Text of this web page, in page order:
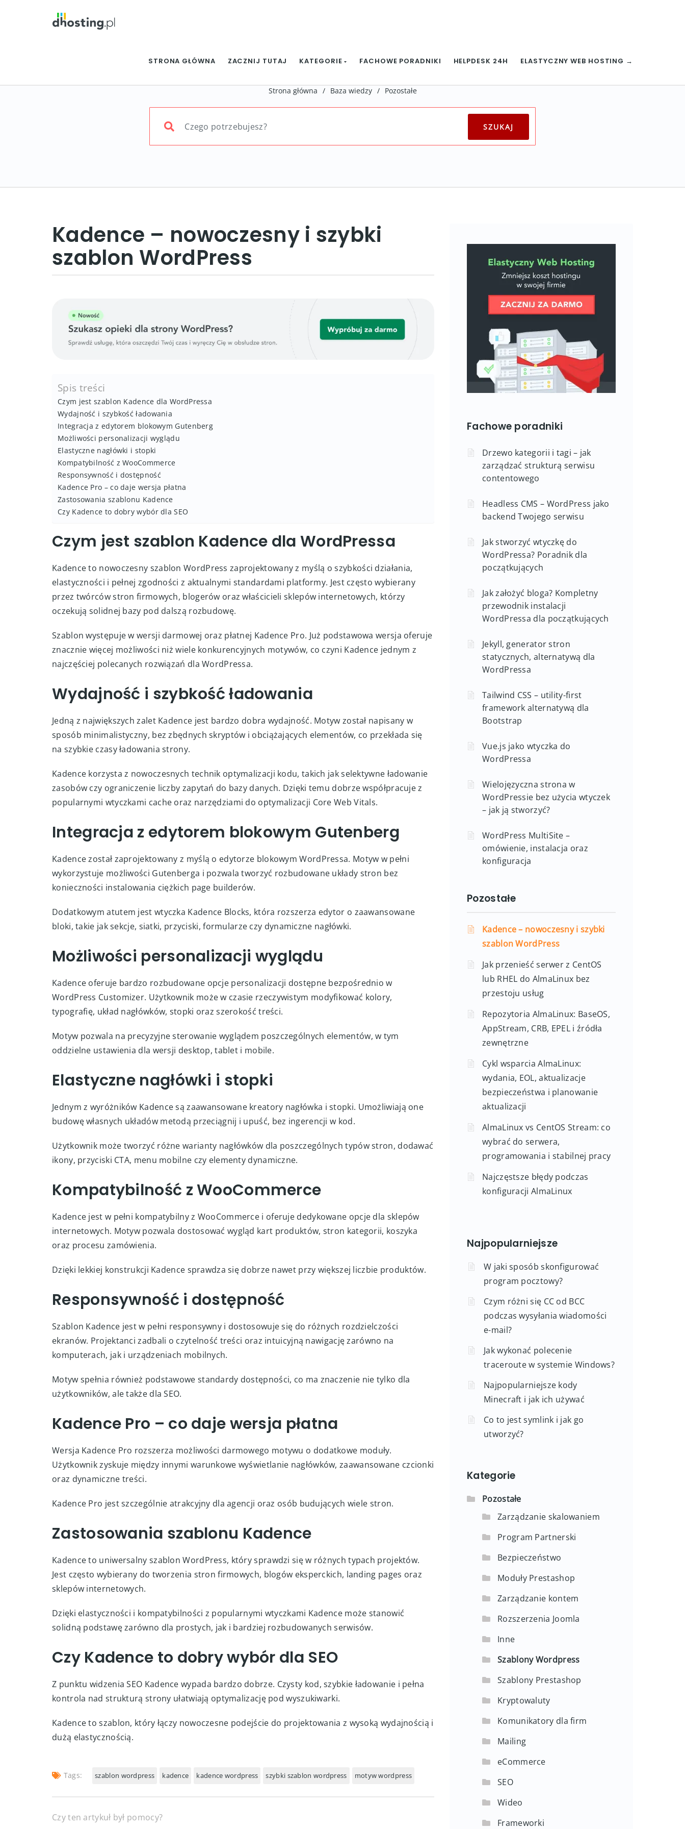
STRONA GŁÓWNA ZACZNIJ TUTAJ KATEGORIE FACHOWE PORADNIKI HELPDESK 24H ELASTYCZNY WEB HOSTING →
Strona główna / Baza wiedzy / Pozostałe
Kadence – nowoczesny i szybki
szablon WordPress
Spis treści
Czym jest szablon Kadence dla WordPressa
Wydajność i szybkość ładowania
Integracja z edytorem blokowym Gutenberg
Możliwości personalizacji wyglądu
Elastyczne nagłówki i stopki
Kompatybilność z WooCommerce
Responsywność i dostępność
Kadence Pro – co daje wersja płatna
Zastosowania szablonu Kadence
Czy Kadence to dobry wybór dla SEO
Czym jest szablon Kadence dla WordPressa
Kadence to nowoczesny szablon WordPress zaprojektowany z myślą o szybkości działania,
elastyczności i pełnej zgodności z aktualnymi standardami platformy. Jest często wybierany
przez twórców stron firmowych, blogerów oraz właścicieli sklepów internetowych, którzy
oczekują solidnej bazy pod dalszą rozbudowę.
Szablon występuje w wersji darmowej oraz płatnej Kadence Pro. Już podstawowa wersja oferuje
znacznie więcej możliwości niż wiele konkurencyjnych motywów, co czyni Kadence jednym z
najczęściej polecanych rozwiązań dla WordPressa.
Wydajność i szybkość ładowania
Jedną z największych zalet Kadence jest bardzo dobra wydajność. Motyw został napisany w
sposób minimalistyczny, bez zbędnych skryptów i obciążających elementów, co przekłada się
na szybkie czasy ładowania strony.
Kadence korzysta z nowoczesnych technik optymalizacji kodu, takich jak selektywne ładowanie
zasobów czy ograniczenie liczby zapytań do bazy danych. Dzięki temu dobrze współpracuje z
popularnymi wtyczkami cache oraz narzędziami do optymalizacji Core Web Vitals.
Integracja z edytorem blokowym Gutenberg
Kadence został zaprojektowany z myślą o edytorze blokowym WordPressa. Motyw w pełni
wykorzystuje możliwości Gutenberga i pozwala tworzyć rozbudowane układy stron bez
konieczności instalowania ciężkich page builderów.
Dodatkowym atutem jest wtyczka Kadence Blocks, która rozszerza edytor o zaawansowane
bloki, takie jak sekcje, siatki, przyciski, formularze czy dynamiczne nagłówki.
Możliwości personalizacji wyglądu
Kadence oferuje bardzo rozbudowane opcje personalizacji dostępne bezpośrednio w
WordPress Customizer. Użytkownik może w czasie rzeczywistym modyfikować kolory,
typografię, układ nagłówków, stopki oraz szerokość treści.
Motyw pozwala na precyzyjne sterowanie wyglądem poszczególnych elementów, w tym
oddzielne ustawienia dla wersji desktop, tablet i mobile.
Elastyczne nagłówki i stopki
Jednym z wyróżników Kadence są zaawansowane kreatory nagłówka i stopki. Umożliwiają one
budowę własnych układów metodą przeciągnij i upuść, bez ingerencji w kod.
Użytkownik może tworzyć różne warianty nagłówków dla poszczególnych typów stron, dodawać
ikony, przyciski CTA, menu mobilne czy elementy dynamiczne.
Kompatybilność z WooCommerce
Kadence jest w pełni kompatybilny z WooCommerce i oferuje dedykowane opcje dla sklepów
internetowych. Motyw pozwala dostosować wygląd kart produktów, stron kategorii, koszyka
oraz procesu zamówienia.
Dzięki lekkiej konstrukcji Kadence sprawdza się dobrze nawet przy większej liczbie produktów.
Responsywność i dostępność
Szablon Kadence jest w pełni responsywny i dostosowuje się do różnych rozdzielczości
ekranów. Projektanci zadbali o czytelność treści oraz intuicyjną nawigację zarówno na
komputerach, jak i urządzeniach mobilnych.
Motyw spełnia również podstawowe standardy dostępności, co ma znaczenie nie tylko dla
użytkowników, ale także dla SEO.
Kadence Pro – co daje wersja płatna
Wersja Kadence Pro rozszerza możliwości darmowego motywu o dodatkowe moduły.
Użytkownik zyskuje między innymi warunkowe wyświetlanie nagłówków, zaawansowane czcionki
oraz dynamiczne treści.
Kadence Pro jest szczególnie atrakcyjny dla agencji oraz osób budujących wiele stron.
Zastosowania szablonu Kadence
Kadence to uniwersalny szablon WordPress, który sprawdzi się w różnych typach projektów.
Jest często wybierany do tworzenia stron firmowych, blogów eksperckich, landing pages oraz
sklepów internetowych.
Dzięki elastyczności i kompatybilności z popularnymi wtyczkami Kadence może stanowić
solidną podstawę zarówno dla prostych, jak i bardziej rozbudowanych serwisów.
Czy Kadence to dobry wybór dla SEO
Z punktu widzenia SEO Kadence wypada bardzo dobrze. Czysty kod, szybkie ładowanie i pełna
kontrola nad strukturą strony ułatwiają optymalizację pod wyszukiwarki.
Kadence to szablon, który łączy nowoczesne podejście do projektowania z wysoką wydajnością i
dużą elastycznością.
Tags: szablon wordpress kadence kadence wordpress szybki szablon wordpress motyw wordpress
Czy ten artykuł był pomocy?
Fachowe poradniki
Drzewo kategorii i tagi – jak
zarządzać strukturą serwisu
contentowego
Headless CMS – WordPress jako
backend Twojego serwisu
Jak stworzyć wtyczkę do
WordPressa? Poradnik dla
początkujących
Jak założyć bloga? Kompletny
przewodnik instalacji
WordPressa dla początkujących
Jekyll, generator stron
statycznych, alternatywą dla
WordPressa
Tailwind CSS – utility-first
framework alternatywą dla
Bootstrap
Vue.js jako wtyczka do
WordPressa
Wielojęzyczna strona w
WordPressie bez użycia wtyczek
– jak ją stworzyć?
WordPress MultiSite –
omówienie, instalacja oraz
konfiguracja
Pozostałe
Kadence – nowoczesny i szybki
szablon WordPress
Jak przenieść serwer z CentOS
lub RHEL do AlmaLinux bez
przestoju usług
Repozytoria AlmaLinux: BaseOS,
AppStream, CRB, EPEL i źródła
zewnętrzne
Cykl wsparcia AlmaLinux:
wydania, EOL, aktualizacje
bezpieczeństwa i planowanie
aktualizacji
AlmaLinux vs CentOS Stream: co
wybrać do serwera,
programowania i stabilnej pracy
Najczęstsze błędy podczas
konfiguracji AlmaLinux
Najpopularniejsze
W jaki sposób skonfigurować
program pocztowy?
Czym różni się CC od BCC
podczas wysyłania wiadomości
e-mail?
Jak wykonać polecenie
traceroute w systemie Windows?
Najpopularniejsze kody
Minecraft i jak ich używać
Co to jest symlink i jak go
utworzyć?
Kategorie
Pozostałe
Zarządzanie skalowaniem
Program Partnerski
Bezpieczeństwo
Moduły Prestashop
Zarządzanie kontem
Rozszerzenia Joomla
Inne
Szablony Wordpress
Szablony Prestashop
Kryptowaluty
Komunikatory dla firm
Mailing
eCommerce
SEO
Wideo
Frameworki